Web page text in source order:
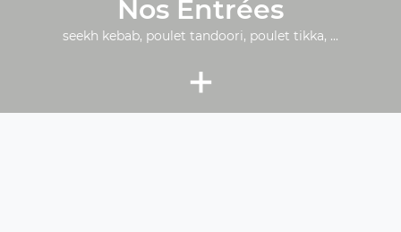
Nos Entrées
seekh kebab, poulet tandoori, poulet tikka, ...
+